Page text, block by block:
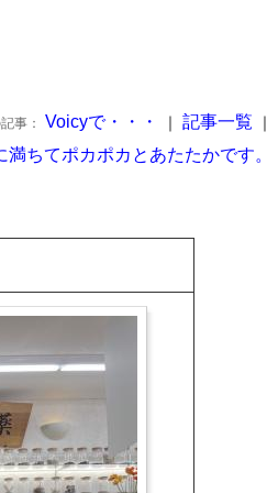
事： Voicyで・・・ ｜記事一覧 ｜
ちてポカポカとあたたかです。